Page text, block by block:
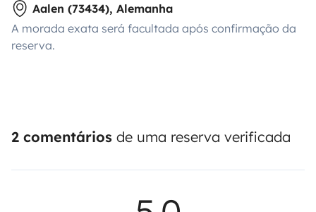
Aalen (73434), Alemanha
A morada exata será facultada após confirmação da
reserva.
2 comentários de uma reserva verificada